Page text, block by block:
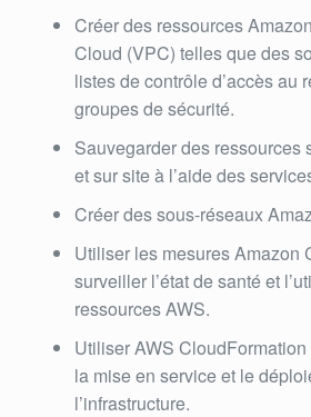
Créer des ressources
Cloud (VPC) telles que des
listes de contrôle d’accès au
groupes de sécurité.
Sauvegarder des ressources
et sur site à l’aide des
Créer des sous-réseaux
Utiliser les mesures Amazon
surveiller l’état de santé et
ressources AWS.
Utiliser AWS
la mise en service et le
l’infrastructure.